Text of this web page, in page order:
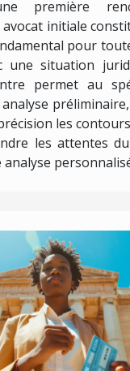
première
initiale
pour
une situation
permet au
les
les attentes
analyse